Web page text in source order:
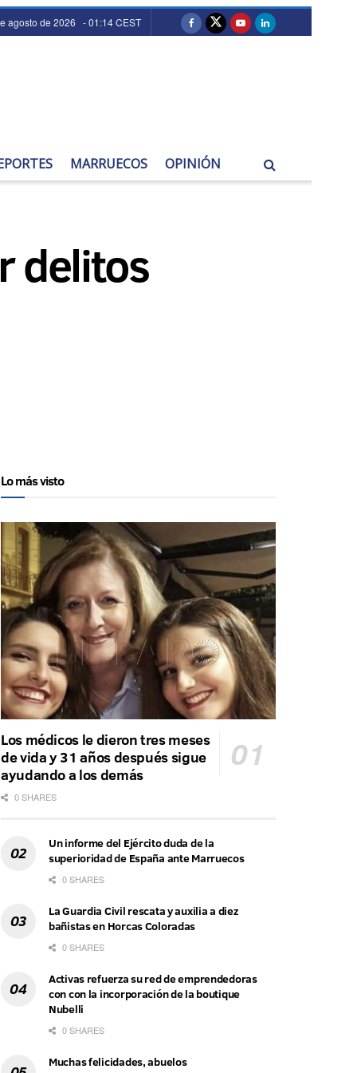
agosto de 2026 - 01:14 CEST
MARRUECOS OPINIÓN
delitos
Lo más visto
Los médicos le dieron tres meses
de vida y 31 años después sigue
ayudando a los demás
0 SHARES
Un informe del Ejército duda de la
superioridad de España ante Marruecos
0 SHARES
La Guardia Civil rescata y auxilia a diez
bañistas en Horcas Coloradas
0 SHARES
Activas refuerza su red de emprendedoras
con con la incorporación de la boutique
Nubelli
0 SHARES
Muchas felicidades, abuelos